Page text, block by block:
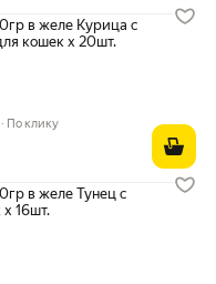
в желе Курица с
кошек х 20шт.
Пэй 5602 ₽ вместо
5
По клику
в желе Тунец с
16шт.
Пэй 4512 ₽ вместо
5